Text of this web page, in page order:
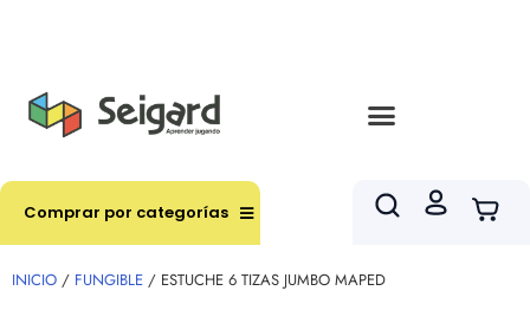
Comprar por categorías
INICIO / FUNGIBLE / ESTUCHE 6 TIZAS JUMBO MAPED